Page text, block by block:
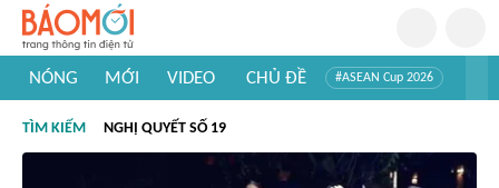
NÓNG MỚI VIDEO CHỦ ĐỀ #ASEAN Cup 2026
#Khám phá thế giới
TÌM KIẾM NGHỊ QUYẾT SỐ 19